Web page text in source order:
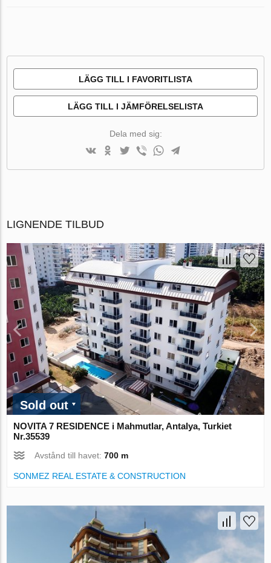
LÄGG TILL I FAVORITLISTA
LÄGG TILL I JÄMFÖRELSELISTA
Dela med sig:
LIGNENDE TILBUD
Sold out
NOVITA 7 RESIDENCE i Mahmutlar, Antalya, Turkiet
Nr.35539
Avstånd till havet:700 m
SONMEZ REAL ESTATE & CONSTRUCTION